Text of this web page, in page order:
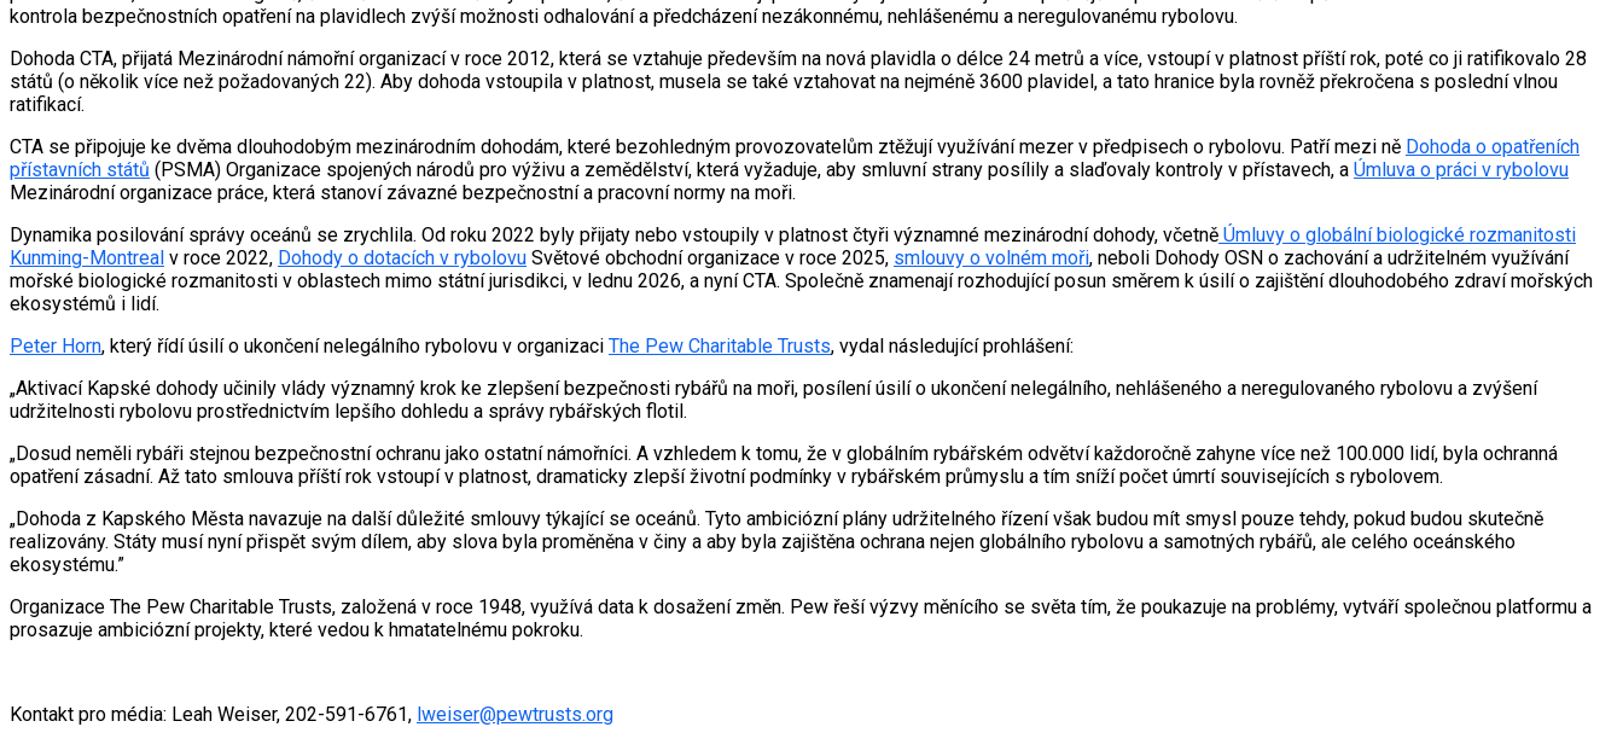
kontrola bezpečnostních opatření na plavidlech zvýší možnosti odhalování a předcházení nezákonnému, nehlášenému a neregulovanému rybolovu.
Dohoda CTA, přijatá Mezinárodní námořní organizací v roce 2012, která se vztahuje především na nová plavidla o délce 24 metrů a více, vstoupí v platnost příští rok, poté co ji ratifikovalo 28
států (o několik více než požadovaných 22). Aby dohoda vstoupila v platnost, musela se také vztahovat na nejméně 3600 plavidel, a tato hranice byla rovněž překročena s poslední vlnou
ratifikací.
CTA se připojuje ke dvěma dlouhodobým mezinárodním dohodám, které bezohledným provozovatelům ztěžují využívání mezer v předpisech o rybolovu. Patří mezi ně Dohoda o opatřeních
přístavních států (PSMA) Organizace spojených národů pro výživu a zemědělství, která vyžaduje, aby smluvní strany posílily a slaďovaly kontroly v přístavech, a Úmluva o práci v rybolovu
Mezinárodní organizace práce, která stanoví závazné bezpečnostní a pracovní normy na moři.
Dynamika posilování správy oceánů se zrychlila. Od roku 2022 byly přijaty nebo vstoupily v platnost čtyři významné mezinárodní dohody, včetně Úmluvy o globální biologické rozmanitosti
Kunming-Montreal v roce 2022, Dohody o dotacích v rybolovu Světové obchodní organizace v roce 2025, smlouvy o volném moři, neboli Dohody OSN o zachování a udržitelném využívání
mořské biologické rozmanitosti v oblastech mimo státní jurisdikci, v lednu 2026, a nyní CTA. Společně znamenají rozhodující posun směrem k úsilí o zajištění dlouhodobého zdraví mořských
ekosystémů i lidí.
Peter Horn, který řídí úsilí o ukončení nelegálního rybolovu v organizaci The Pew Charitable Trusts, vydal následující prohlášení:
„Aktivací Kapské dohody učinily vlády významný krok ke zlepšení bezpečnosti rybářů na moři, posílení úsilí o ukončení nelegálního, nehlášeného a neregulovaného rybolovu a zvýšení
udržitelnosti rybolovu prostřednictvím lepšího dohledu a správy rybářských flotil.
„Dosud neměli rybáři stejnou bezpečnostní ochranu jako ostatní námořníci. A vzhledem k tomu, že v globálním rybářském odvětví každoročně zahyne více než 100.000 lidí, byla ochranná
opatření zásadní. Až tato smlouva příští rok vstoupí v platnost, dramaticky zlepší životní podmínky v rybářském průmyslu a tím sníží počet úmrtí souvisejících s rybolovem.
„Dohoda z Kapského Města navazuje na další důležité smlouvy týkající se oceánů. Tyto ambiciózní plány udržitelného řízení však budou mít smysl pouze tehdy, pokud budou skutečně
realizovány. Státy musí nyní přispět svým dílem, aby slova byla proměněna v činy a aby byla zajištěna ochrana nejen globálního rybolovu a samotných rybářů, ale celého oceánského
ekosystému.”
Organizace The Pew Charitable Trusts, založená v roce 1948, využívá data k dosažení změn. Pew řeší výzvy měnícího se světa tím, že poukazuje na problémy, vytváří společnou platformu a
prosazuje ambiciózní projekty, které vedou k hmatatelnému pokroku.
Kontakt pro média: Leah Weiser, 202-591-6761, lweiser@pewtrusts.org